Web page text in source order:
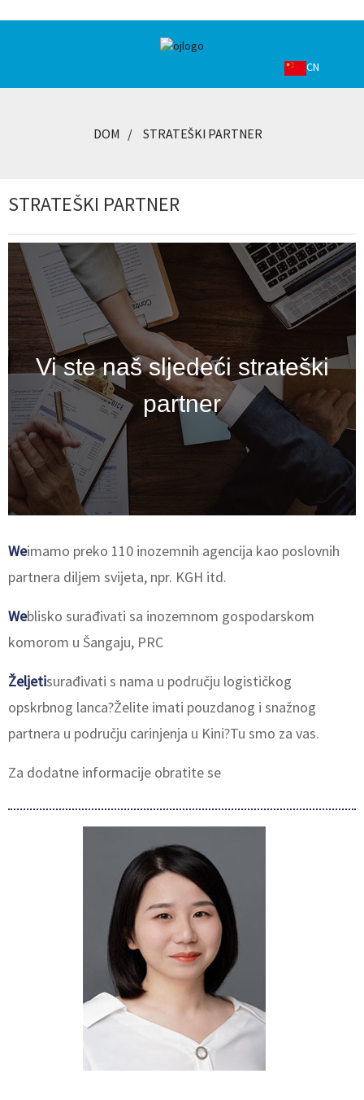
CN
DOM STRATEŠKI PARTNER
STRATEŠKI PARTNER
Vi ste naš sljedeći strateški
partner
Weimamo preko 110 inozemnih agencija kao poslovnih
partnera diljem svijeta, npr. KGH itd.
Weblisko surađivati ​​sa inozemnom gospodarskom
komorom u Šangaju, PRC
Željetisurađivati ​​s nama u području logističkog
opskrbnog lanca?Želite imati pouzdanog i snažnog
partnera u području carinjenja u Kini?Tu smo za vas.
Za dodatne informacije obratite se